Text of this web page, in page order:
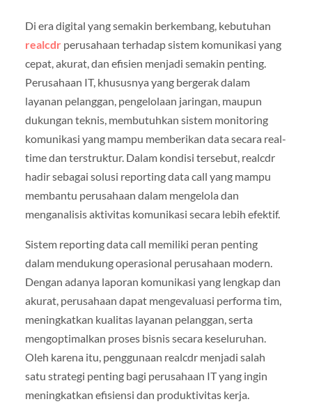
Di era digital yang semakin berkembang, kebutuhan
realcdrperusahaan terhadap sistem komunikasi yang
cepat, akurat, dan efisien menjadi semakin penting.
Perusahaan IT, khususnya yang bergerak dalam
layanan pelanggan, pengelolaan jaringan, maupun
dukungan teknis, membutuhkan sistem monitoring
komunikasi yang mampu memberikan data secara real-
time dan terstruktur. Dalam kondisi tersebut, realcdr
hadir sebagai solusi reporting data call yang mampu
membantu perusahaan dalam mengelola dan
menganalisis aktivitas komunikasi secara lebih efektif.
Sistem reporting data call memiliki peran penting
dalam mendukung operasional perusahaan modern.
Dengan adanya laporan komunikasi yang lengkap dan
akurat, perusahaan dapat mengevaluasi performa tim,
meningkatkan kualitas layanan pelanggan, serta
mengoptimalkan proses bisnis secara keseluruhan.
Oleh karena itu, penggunaan realcdr menjadi salah
satu strategi penting bagi perusahaan IT yang ingin
meningkatkan efisiensi dan produktivitas kerja.